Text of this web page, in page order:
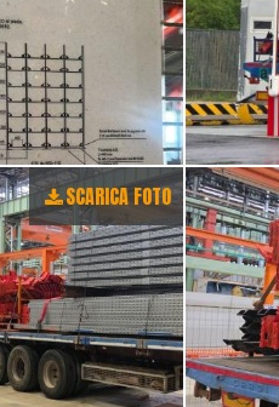
SCARICA FOTO